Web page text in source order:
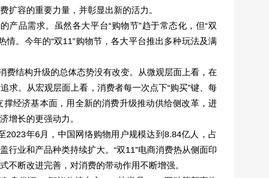
扩容的重要力量，并彰显出新的活力。
品需求。虽然各大平台“购物节”趋于常态化，但“双
。今年的“双11”购物节，各大平台推出多种玩法及满
费结构升级的总体态势没有改变。从微观层面上看，在
求。从宏观层面上看，消费者每一次点下“购买”键、每
经济基本面，用全新的消费升级推动供给侧改革，进
增长的更强动力。
年6月，中国网络购物用户规模达到8.84亿人，占
业和产品种类持续扩大。“双11”电商消费热从侧面印
断改进完善，对消费的带动作用不断增强。